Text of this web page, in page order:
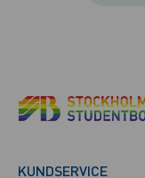
KUNDSERVICE